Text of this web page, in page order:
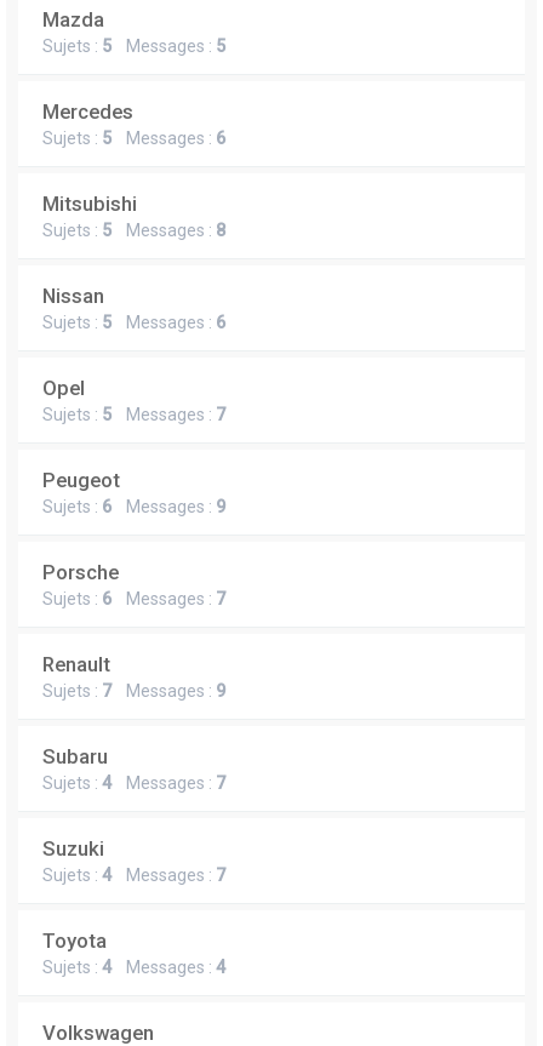
Mazda
Sujets : 5 Messages : 5
Mercedes
Sujets : 5 Messages : 6
Mitsubishi
Sujets : 5 Messages : 8
Nissan
Sujets : 5 Messages : 6
Opel
Sujets : 5 Messages : 7
Peugeot
Sujets : 6 Messages : 9
Porsche
Sujets : 6 Messages : 7
Renault
Sujets : 7Messages : 9
Subaru
Sujets : 4Messages : 7
Suzuki
Sujets : 4Messages : 7
Toyota
Sujets : 4Messages : 4
Volkswagen